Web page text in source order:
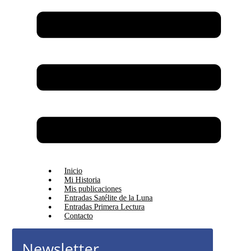
Inicio
Mi Historia
Mis publicaciones
Entradas Satélite de la Luna
Entradas Primera Lectura
Contacto